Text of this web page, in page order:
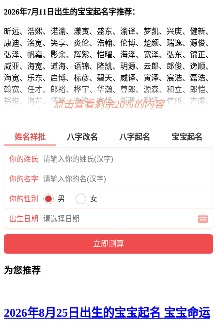
2026年7月11日出生的宝宝起名字推荐：
昕远、浩熙、诺渝、漾寅、盛东、渝译、梦凯、兴庚、健新、
康迪、洺宽、笑享、炎伦、浩翰、伦博、楚颜、瑞逸、源俊、
弘泽、帆嘉、影余、辉紫、恺曜、海泽、宽泽、弘东、锦正、
威亚、海宽、道海、语锦、隆凯、玥源、云郎、郎俊、逸顺、
海宽、乐东、启博、标彦、碧天、威译、寅泽、宸浩、磊浩、
翰宽、任才、郎裕、桦宇、华瀚、尊郎、源森、和立、郎恺、
裕俊、海芷、怀裕、逸洺、寅恬、新雅、曜怀、信昕、吉虞、
郎宽、浚曜、唯鸣、霖硕、博渝、海岩、海华、弘超、瑾泽、
震泽、寅炎、沁渝、昀颜、帆曜、译嘉、顷道、威扬、琛迅、
瑾玄、弘威、辉寅、江宇、傲郎、景俊、远道、诚寅、峰言、
昀宽、秋曜、欣桦、奕晓、海雄、方绍、新本、迪芊、程尊、
翰聪、宽宇、陌崇、彦唯、世磊、静清、洛宇、杭颜、梦华、
泽奕、志甯、聪玄、弘彦、健浩、宗灏、恺翰、博妮、华振、
深博、天海、欣旭、世译、奕弘、烁晓、天颖、博志、彦秋、
天蕾、宸金、岸博、古瑞、瑞筠、毅斌、远祖、海旭、康蕾、
彦天、浩正、海志、冰远、海喻、乔龙、海俊、寅志、瑾义、
博彰、曜辰、博振、瑞乐、影奕、弘浩、远紫、海梓、恺曜、
唯啸、俊气、妍浩、新利、威睿。
点击查看剩余20%的内容
姓名祥批 八字改名 八字起名 宝宝起名
你的姓氏
你的名字
你的性别 男 女
出生日期
为您推荐
2026年8月25日出生的宝宝起名 宝宝命运